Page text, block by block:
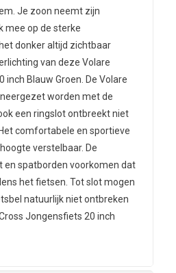
Je zoon neemt zijn
mee op de sterke
donker altijd zichtbaar
van deze Volare
inch Blauw Groen. De Volare
worden met de
een ringslot ontbreekt niet
comfortabele en sportieve
verstelbaar. De
en spatborden voorkomen dat
het fietsen. Tot slot mogen
natuurlijk niet ontbreken
Jongensfiets 20 inch